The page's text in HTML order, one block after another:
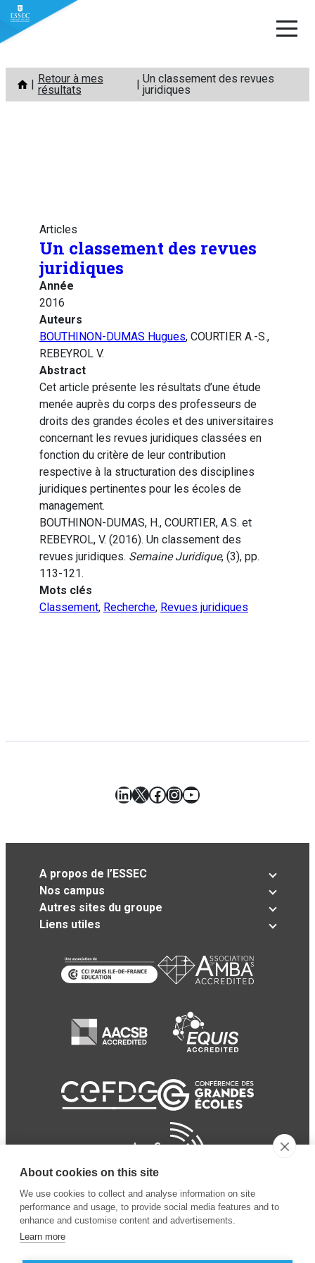
Aller
contenu
Retour à mes
résultats
Un classement des revues
juridiques
Articles
Un classement des revues
juridiques
Année
2016
Auteurs
BOUTHINON-DUMAS Hugues, COURTIER A.-S.,
REBEYROL V.
Abstract
Cet article présente les résultats d’une étude
menée auprès du corps des professeurs de
droits des grandes écoles et des universitaires
concernant les revues juridiques classées en
fonction du critère de leur contribution
respective à la structuration des disciplines
juridiques pertinentes pour les écoles de
management.
BOUTHINON-DUMAS, H., COURTIER, A.S. et
REBEYROL, V. (2016). Un classement des
revues juridiques. Semaine Juridique, (3), pp.
113-121.
Mots clés
Classement, Recherche, Revues juridiques
LinkedIn
X Facebook
Instagram
YouTube
A propos de l’ESSEC
Nos campus
Autres sites du groupe
Liens utiles
About cookies on this site
We use cookies to collect and analyse information on site
performance and usage, to provide social media features and to
enhance and customise content and advertisements.
Learn more